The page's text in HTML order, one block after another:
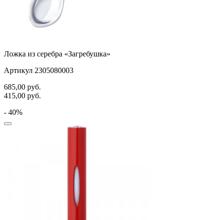
Ложка из серебра «Загребушка»
Артикул 2305080003
685,00 руб.
415,00 руб.
- 40%